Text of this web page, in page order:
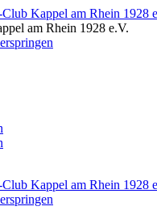
am Rhein 1928 e.V.